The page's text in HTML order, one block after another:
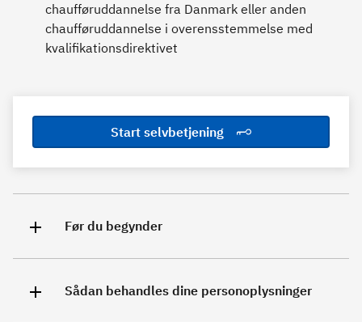
chaufføruddannelse fra Danmark eller anden
chaufføruddannelse i overensstemmelse med
kvalifikationsdirektivet
Start selvbetjening
Før du begynder
Sådan behandles dine personoplysninger